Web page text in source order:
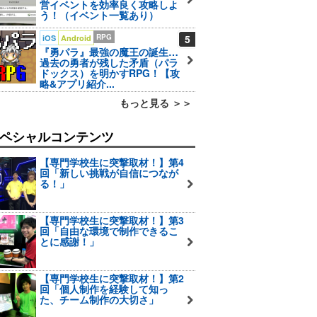
営イベントを効率良く攻略しよ
う！（イベント一覧あり）
5
iOS Android RPG
『勇パラ』最強の魔王の誕生…
過去の勇者が残した矛盾（パラ
ドックス）を明かすRPG！【攻
略&アプリ紹介...
もっと見る ＞＞
シャルコンテンツ
【専門学校生に突撃取材！】第4
回「新しい挑戦が自信につなが
る！」
【専門学校生に突撃取材！】第3
回「自由な環境で制作できるこ
とに感謝！」
【専門学校生に突撃取材！】第2
回「個人制作を経験して知っ
た、チーム制作の大切さ」